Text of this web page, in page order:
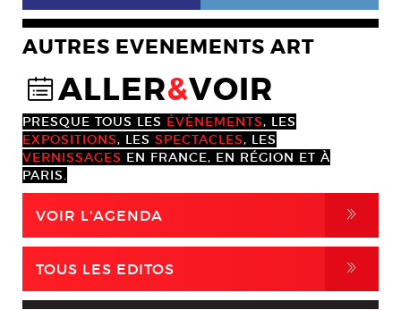
AUTRES EVENEMENTS ART
@ALLER&VOIR
PRESQUE TOUS LES ÉVÈNEMENTS, LES
EXPOSITIONS, LES SPECTACLES, LES
VERNISSAGES EN FRANCE, EN RÉGION ET À
PARIS.
VOIR L'AGENDA ,
TOUS LES EDITOS ,